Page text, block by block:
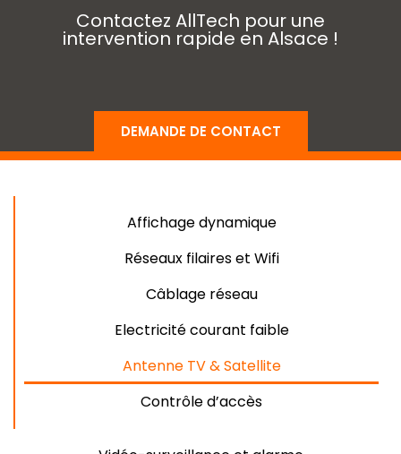
Contactez AllTech pour une
intervention rapide en Alsace !
DEMANDE DE CONTACT
Affichage dynamique
Réseaux filaires et Wifi
Câblage réseau
Electricité courant faible
Antenne TV & Satellite
Contrôle d’accès